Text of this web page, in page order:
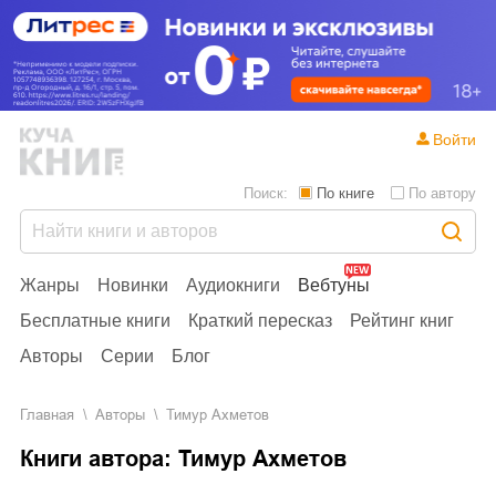
Жанры Новинки Аудиокниги
Вебтуны
Бесплатные книги
Краткий пересказ
Рейтинг книг
Авторы
Серии Блог
Поиск: По книге По автору
Войти
Главная Aвторы Тимур Ахметов
Книги автора: Тимур Ахметов